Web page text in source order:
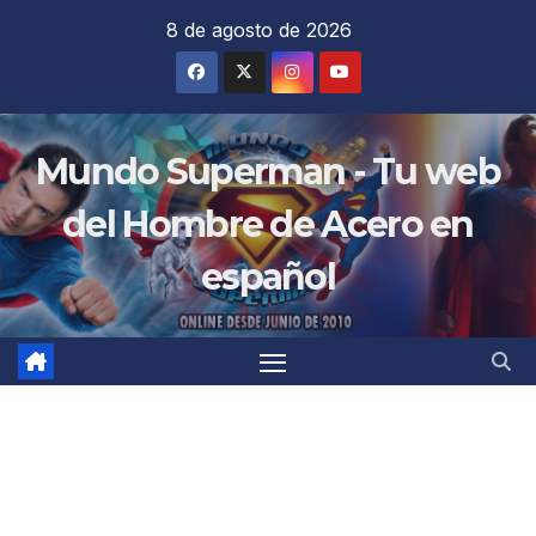
8 de agosto de 2026
Mundo Superman - Tu web
del Hombre de Acero en
español